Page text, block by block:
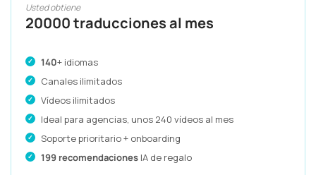
Usted obtiene
20000 traducciones al mes
140+ idiomas
Canales ilimitados
Vídeos ilimitados
Ideal para agencias, unos 240 vídeos al mes
Soporte prioritario + onboarding
199 recomendaciones IA de regalo